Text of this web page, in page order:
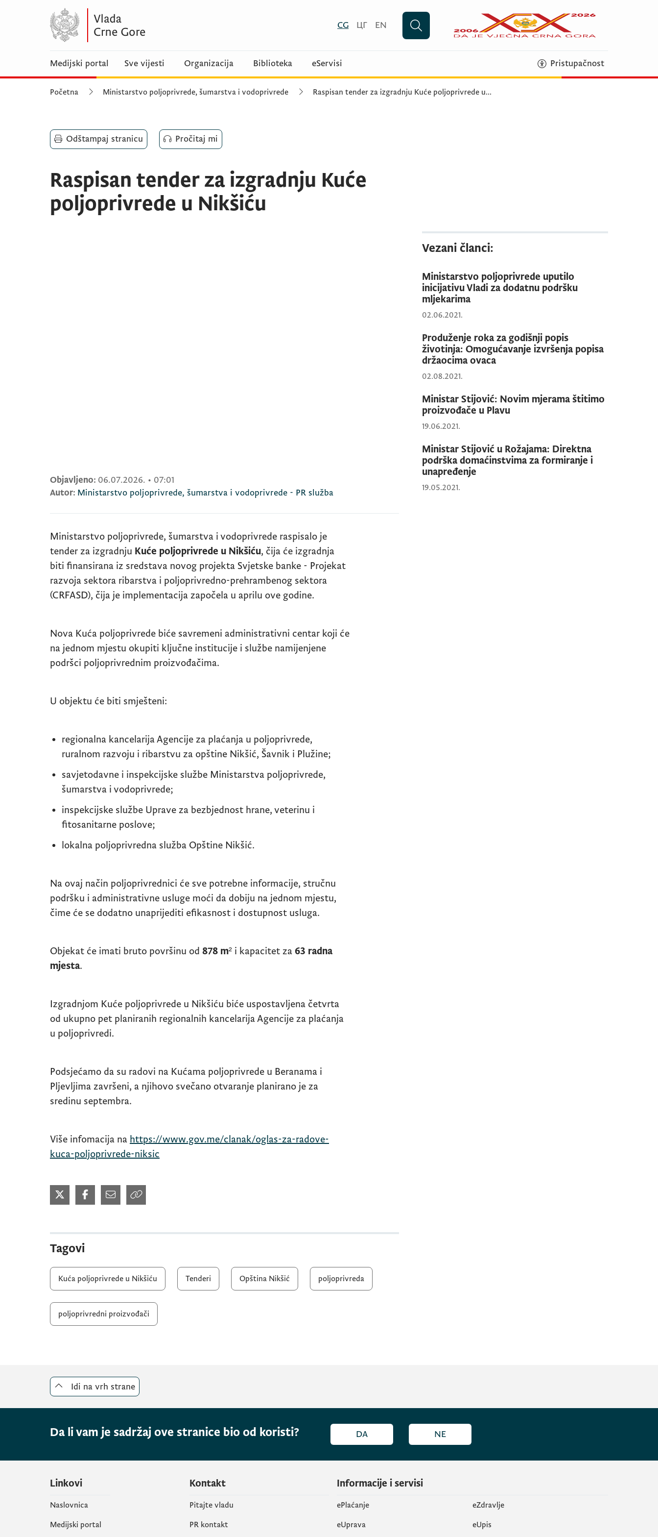
CG ЦГ EN
Medijski portal Sve vijesti Organizacija Biblioteka eServisi Pristupačnost
Početna Ministarstvo poljoprivrede, šumarstva i vodoprivrede Raspisan tender za izgradnju Kuće poljoprivrede u...
Odštampaj stranicu Pročitaj mi
Raspisan tender za izgradnju Kuće
poljoprivrede u Nikšiću
Objavljeno: 06.07.2026. • 07:01
Autor: Ministarstvo poljoprivrede, šumarstva i vodoprivrede - PR služba
Ministarstvo poljoprivrede, šumarstva i vodoprivrede raspisalo je
tender za izgradnju Kuće poljoprivrede u Nikšiću, čija će izgradnja
biti finansirana iz sredstava novog projekta Svjetske banke - Projekat
razvoja sektora ribarstva i poljoprivredno-prehrambenog sektora
(CRFASD), čija je implementacija započela u aprilu ove godine.
Nova Kuća poljoprivrede biće savremeni administrativni centar koji će
na jednom mjestu okupiti ključne institucije i službe namijenjene
podršci poljoprivrednim proizvođačima.
U objektu će biti smješteni:
regionalna kancelarija Agencije za plaćanja u poljoprivrede,
ruralnom razvoju i ribarstvu za opštine Nikšić, Šavnik i Plužine;
savjetodavne i inspekcijske službe Ministarstva poljoprivrede,
šumarstva i vodoprivrede;
inspekcijske službe Uprave za bezbjednost hrane, veterinu i
fitosanitarne poslove;
lokalna poljoprivredna služba Opštine Nikšić.
Na ovaj način poljoprivrednici će sve potrebne informacije, stručnu
podršku i administrativne usluge moći da dobiju na jednom mjestu,
čime će se dodatno unaprijediti efikasnost i dostupnost usluga.
Objekat će imati bruto površinu od 878 m² i kapacitet za 63 radna
mjesta.
Izgradnjom Kuće poljoprivrede u Nikšiću biće uspostavljena četvrta
od ukupno pet planiranih regionalnih kancelarija Agencije za plaćanja
u poljoprivredi.
Podsjećamo da su radovi na Kućama poljoprivrede u Beranama i
Pljevljima završeni, a njihovo svečano otvaranje planirano je za
sredinu septembra.
Više infomacija na https://www.gov.me/clanak/oglas-za-radove-
kuca-poljoprivrede-niksic
Tagovi
Kuća poljoprivrede u Nikšiću Tenderi Opština Nikšić poljoprivreda
poljoprivredni proizvođači
Vezani članci:
Ministarstvo poljoprivrede uputilo
inicijativu Vladi za dodatnu podršku
mljekarima
02.06.2021.
Produženje roka za godišnji popis
životinja: Omogućavanje izvršenja popisa
držaocima ovaca
02.08.2021.
Ministar Stijović: Novim mjerama štitimo
proizvođače u Plavu
19.06.2021.
Ministar Stijović u Rožajama: Direktna
podrška domaćinstvima za formiranje i
unapređenje
19.05.2021.
Idi na vrh strane
Da li vam je sadržaj ove stranice bio od koristi? DA NE
Linkovi
Naslovnica
Medijski portal
Kontakt
Pitajte vladu
PR kontakt
Informacije i servisi
ePlaćanje
eZdravlje
eUprava
еUpis